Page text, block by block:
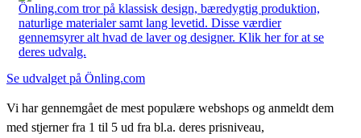
Önling.com tror på klassisk design, bæredygtig produktion,
naturlige materialer samt lang levetid. Disse værdier
gennemsyrer alt hvad de laver og designer. Klik her for at se
deres udvalg.
Se udvalget på Önling.com
Vi har gennemgået de mest populære webshops og anmeldt dem
med stjerner fra 1 til 5 ud fra bl.a. deres prisniveau,